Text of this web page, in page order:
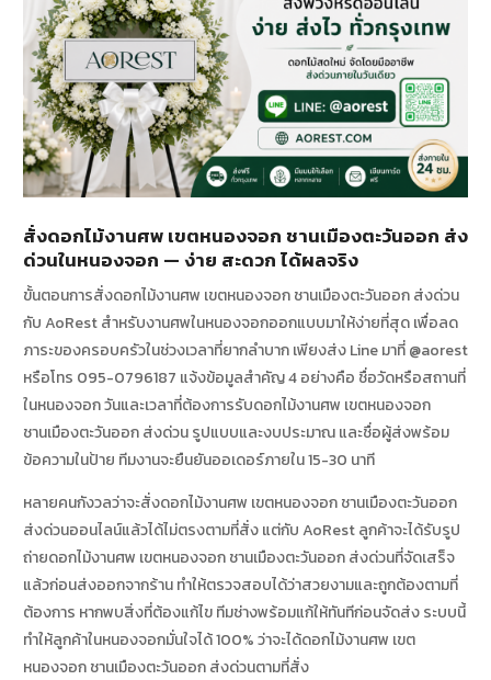
สั่งดอกไม้งานศพ เขตหนองจอก ชานเมืองตะวันออก ส่ง
ด่วนในหนองจอก — ง่าย สะดวก ได้ผลจริง
ขั้นตอนการสั่งดอกไม้งานศพ เขตหนองจอก ชานเมืองตะวันออก ส่งด่วน
กับ AoRest สำหรับงานศพในหนองจอกออกแบบมาให้ง่ายที่สุด เพื่อลด
ภาระของครอบครัวในช่วงเวลาที่ยากลำบาก เพียงส่ง Line มาที่ @aorest
หรือโทร 095-0796187 แจ้งข้อมูลสำคัญ 4 อย่างคือ ชื่อวัดหรือสถานที่
ในหนองจอก วันและเวลาที่ต้องการรับดอกไม้งานศพ เขตหนองจอก
ชานเมืองตะวันออก ส่งด่วน รูปแบบและงบประมาณ และชื่อผู้ส่งพร้อม
ข้อความในป้าย ทีมงานจะยืนยันออเดอร์ภายใน 15-30 นาที
หลายคนกังวลว่าจะสั่งดอกไม้งานศพ เขตหนองจอก ชานเมืองตะวันออก
ส่งด่วนออนไลน์แล้วได้ไม่ตรงตามที่สั่ง แต่กับ AoRest ลูกค้าจะได้รับรูป
ถ่ายดอกไม้งานศพ เขตหนองจอก ชานเมืองตะวันออก ส่งด่วนที่จัดเสร็จ
แล้วก่อนส่งออกจากร้าน ทำให้ตรวจสอบได้ว่าสวยงามและถูกต้องตามที่
ต้องการ หากพบสิ่งที่ต้องแก้ไข ทีมช่างพร้อมแก้ให้ทันทีก่อนจัดส่ง ระบบนี้
ทำให้ลูกค้าในหนองจอกมั่นใจได้ 100% ว่าจะได้ดอกไม้งานศพ เขต
หนองจอก ชานเมืองตะวันออก ส่งด่วนตามที่สั่ง